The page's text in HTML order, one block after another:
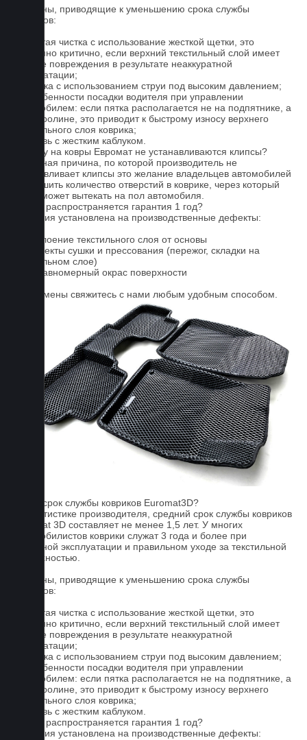
Причины, приводящие к уменьшению срока службы
ковриков:
1. Частая чистка с использование жесткой щетки, это
особенно критично, если верхний текстильный слой имеет
мелкие повреждения в результате неаккуратной
эксплуатации;
2. Мойка с использованием струи под высоким давлением;
3. Особенности посадки водителя при управлении
автомобилем: если пятка располагается не на подпятнике, а
на ковролине, это приводит к быстрому износу верхнего
текстильного слоя коврика;
4. Обувь с жестким каблуком.
Почему на ковры Евромат не устанавливаются клипсы?
Основная причина, по которой производитель не
устанавливает клипсы это желание владельцев автомобилей
уменьшить количество отверстий в коврике, через который
влага может вытекать на пол автомобиля.
На что распространяется гарантия 1 год?
Гарантия установлена на производственные дефекты:
1. Отслоение текстильного слоя от основы
2. Дефекты сушки и прессования (пережог, складки на
текстильном слое)
3. Неравномерный окрас поверхности
Для замены свяжитесь с нами любым удобным способом.
Какой срок службы ковриков Euromat3D?
По статистике производителя, средний срок службы ковриков
Euromat 3D составляет не менее 1,5 лет. У многих
автомобилистов коврики служат 3 года и более при
бережной эксплуатации и правильном уходе за текстильной
поверхностью.
Причины, приводящие к уменьшению срока службы
ковриков:
1. Частая чистка с использование жесткой щетки, это
особенно критично, если верхний текстильный слой имеет
мелкие повреждения в результате неаккуратной
эксплуатации;
2. Мойка с использованием струи под высоким давлением;
3. Особенности посадки водителя при управлении
автомобилем: если пятка располагается не на подпятнике, а
на ковролине, это приводит к быстрому износу верхнего
текстильного слоя коврика;
4. Обувь с жестким каблуком.
На что распространяется гарантия 1 год?
Гарантия установлена на производственные дефекты: